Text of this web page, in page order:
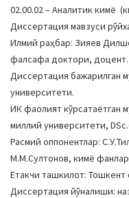
02.00.02 – Аналитик кимё
Диссертация мавзуси
Илмий раҳбар: Зияев
фалсафа доктори, доцент.
Диссертация бажарилган
университети.
ИК фаолият кўрсатаётган
миллий университети,
Расмий оппонентлар:
М.М.Султонов, кимё
Етакчи ташкилот:
Диссертация йўналиши: